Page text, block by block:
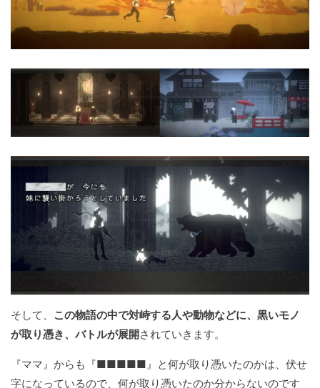
そして、 この物語の中で対峙する人や動物などに、黒いモノ
が取り憑き、バトルが展開されていきます。
『ママ』からも『■■■■■』と何が取り憑いたのかは、伏せ
字になっているので、何が取り憑いたのか分からないのです